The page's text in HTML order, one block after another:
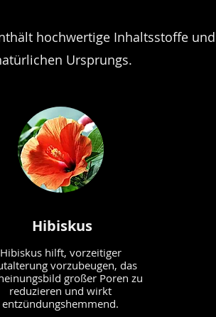
hochwertige Inhaltsstoffe
Ursprungs.
Hibiskus
Hibiskus hilft, vorzeitiger
vorzubeugen, das
großer Poren zu
reduzieren und wirkt
entzündungshemmend.